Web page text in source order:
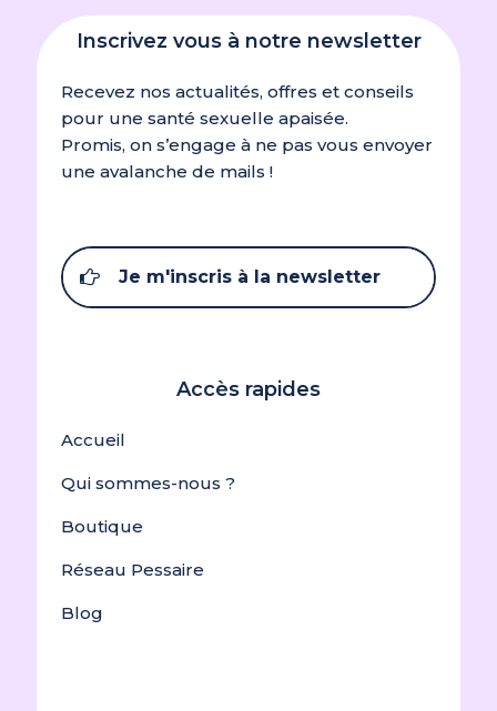
Inscrivez vous à notre newsletter
Recevez nos actualités, offres et conseils
pour une santé sexuelle apaisée.
Promis, on s’engage à ne pas vous envoyer
une avalanche de mails !
Je m'inscris à la newsletter
Accès rapides
Accueil
Qui sommes-nous ?
Boutique
Réseau Pessaire
Blog